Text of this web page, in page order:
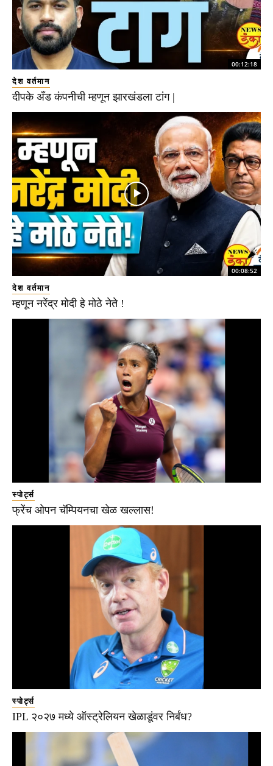
00:12:18
देश वर्तमान
दीपके अँड कंपनीची म्हणून झारखंडला टांग |
00:08:52
देश वर्तमान
म्हणून नरेंद्र मोदी हे मोठे नेते !
स्पोर्ट्स
फ्रेंच ओपन चॅम्पियनचा खेळ खल्लास!
स्पोर्ट्स
IPL २०२७ मध्ये ऑस्ट्रेलियन खेळाडूंवर निर्बंध?